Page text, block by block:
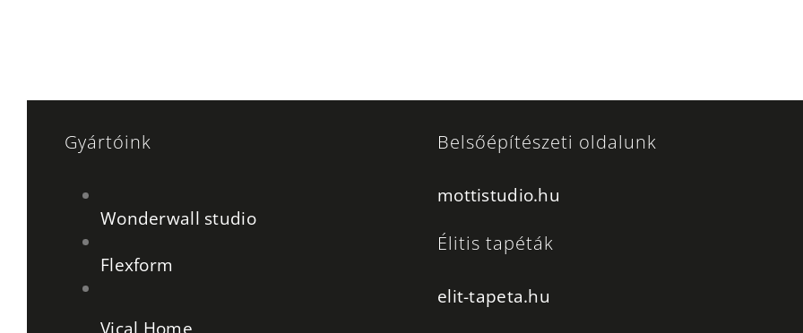
Gyártóink
Wonderwall studio
Flexform
Belsőépítészeti oldalunk
mottistudio.hu
Élitis tapéták
elit-tapeta.hu